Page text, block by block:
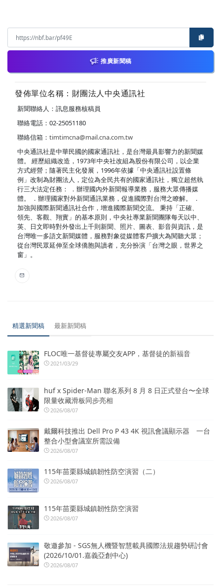
推廣新聞稿
發佈單位名稱：財團法人中央通訊社
新聞聯絡人：訊息服務核稿員
聯絡電話：02-25051180
聯絡信箱： timtimcna@mail.cna.com.tw
中央通訊社是中華民國的國家通訊社，是台灣最具影響力的新聞媒
體。 經歷組織改造，1973年中央社改組為股份有限公司，以企業
方式經營；隨著民主化發展，1996年依據「中央通訊社設置條
例」改制為財團法人，定位為全民共有的國家通訊社，獨立超然執
行三大法定任務： ．辦理國內外新聞報導業務，服務大眾傳播媒
體。 ．辦理國家對外新聞通訊業務，促進國際對台灣之瞭解。 ．
加強與國際新聞通訊社合作，增進國際新聞交流。 秉持「正確、
領先、客觀、翔實」的基本原則，中央社專業新聞團隊每天以中、
英、日文即時對外發出上千則新聞、照片、圖表、影音與資訊，是
台灣唯一多語文新聞媒體，服務對象從媒體客戶擴大為閱聽大眾；
從台灣民眾延伸至全球僑胞與讀者，充分扮演「台灣之眼，世界之
窗」。
精選新聞稿 最新新聞稿
FLOC唯一基督徒專屬交友APP，基督徒的新福音
2021/03/29
huf x Spider-Man 聯名系列 8 月 8 日正式登台〜全球
限量收藏滑板同步亮相
2026/08/07
戴爾科技推出 Dell Pro P 43 4K 視訊會議顯示器 一台
整合小型會議室所需設備
2026/08/07
115年苗栗縣城鎮韌性防空演習（二）
2026/08/07
115年苗栗縣城鎮韌性防空演習
2026/08/07
敬邀參加 - SGS無人機暨智慧載具國際法規趨勢研討會
(2026/10/01.嘉義亞創中心)
2026/08/07